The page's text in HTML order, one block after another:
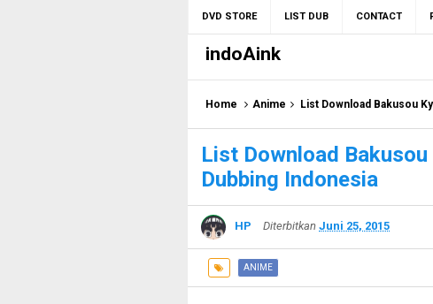
DVD STORE LIST DUB CONTACT
indoAink
Home Anime List Download Bakusou
List Download
Dubbing Indonesia
HP Diterbitkan Juni 25, 2015
ANIME